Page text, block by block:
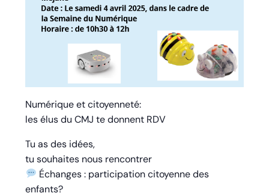
Numérique et citoyenneté:
les élus du CMJ te donnent RDV
Tu as des idées,
tu souhaites nous rencontrer
Échanges : participation citoyenne des
enfants?